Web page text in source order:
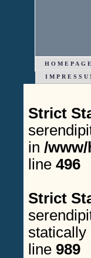
HOMEPAGE
Strict
in /
line 496
Strict
statically
line 989